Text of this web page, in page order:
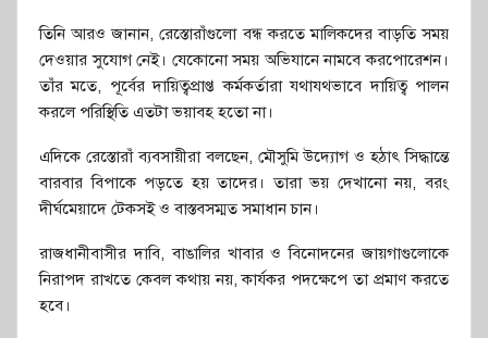
তিনি আরও জানান, রেস্তোরাঁগুলো বন্ধ করতে মালিকদের বাড়তি সময়
দেওয়ার সুযোগ নেই। যেকোনো সময় অভিযানে নামবে করপোরেশন।
তাঁর মতে, পূর্বের দায়িত্বপ্রাপ্ত কর্মকর্তারা যথাযথভাবে দায়িত্ব পালন
করলে পরিস্থিতি এতটা ভয়াবহ হতো না।
এদিকে রেস্তোরাঁ ব্যবসায়ীরা বলছেন, মৌসুমি উদ্যোগ ও হঠাৎ সিদ্ধান্তে
বারবার বিপাকে পড়তে হয় তাদের। তারা ভয় দেখানো নয়, বরং
দীর্ঘমেয়াদে টেকসই ও বাস্তবসম্মত সমাধান চান।
রাজধানীবাসীর দাবি, বাঙালির খাবার ও বিনোদনের জায়গাগুলোকে
নিরাপদ রাখতে কেবল কথায় নয়, কার্যকর পদক্ষেপে তা প্রমাণ করতে
হবে।